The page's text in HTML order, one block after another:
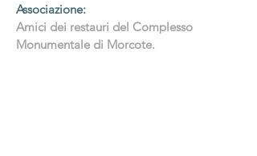
Associazione:
Amici dei restauri del Complesso
Monumentale di Morcote.